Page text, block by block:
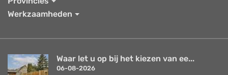
Werkzaamheden
Waar let u op bij het kiezen van ee...
06-08-2026